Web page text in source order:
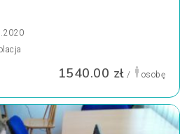
1540.00 zł / osobę